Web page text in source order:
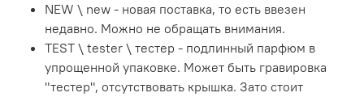
NEW \ new - новая поставка, то есть ввезен
недавно. Можно не обращать внимания.
TEST \ tester \ тестер - подлинный парфюм в
упрощенной упаковке. Может быть гравировка
"тестер", отсутствовать крышка. Зато стоит